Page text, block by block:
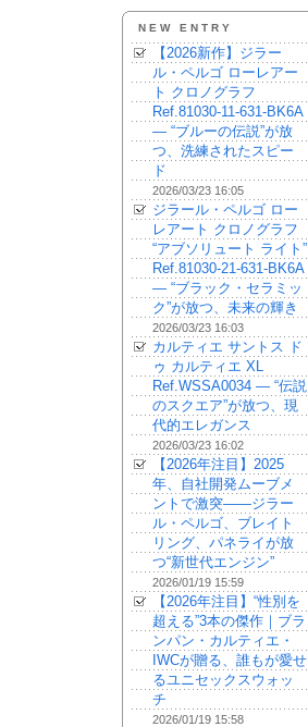
NEW ENTRY
【2026新作】ジラー
ル・ペルゴ ローレアー
ト クロノグラフ
Ref.81030-11-631-BK6A
— “ブルーの伝説”が放
つ、洗練されたスピー
ド
2026/03/23 16:05
ジラール・ペルゴ ロー
レアート クロノグラフ
“アブソリュート ライト”
Ref.81030-21-631-BK6A
— “ブラック・セラミッ
ク”が放つ、未来の輝き
2026/03/23 16:03
カルティエ サントス ド
ゥ カルティエ XL
Ref.WSSA0034 — “伝説
のスクエア”が放つ、現
代的エレガンス
2026/03/23 16:02
【2026年注目】2025
年、自社開発ムーブメ
ントで激突——ジラー
ル・ペルゴ、ブレイト
リング、パネライが放
つ“新世代エンジン”
2026/01/19 15:59
【2026年注目】“性別を
超える”3本の傑作｜ブラ
ンパン・カルティエ・
IWCが贈る、誰もが愛せ
るユニセックスウォッ
チ
2026/01/19 15:58